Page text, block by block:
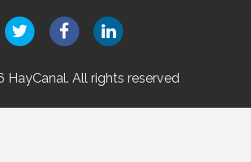
HayCanal. All rights reserved